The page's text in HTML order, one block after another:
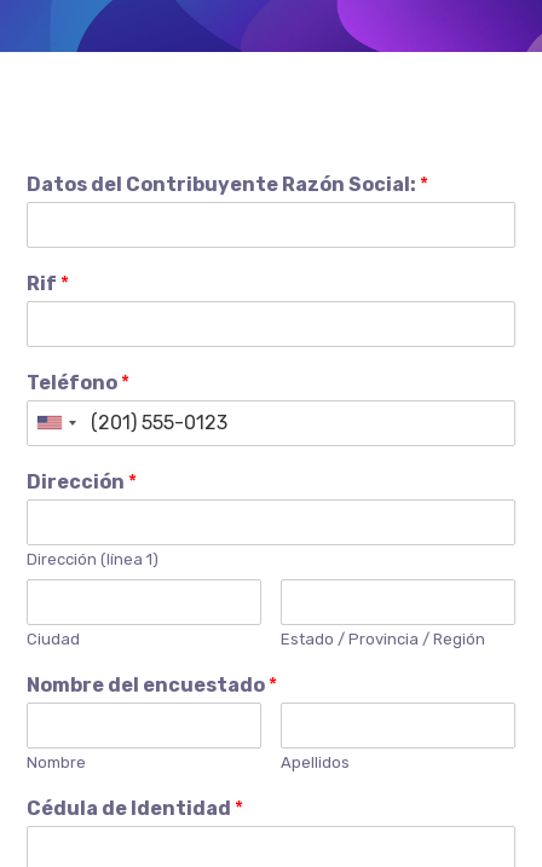
Datos del Contribuyente Razón Social: *
Rif *
Teléfono *
Dirección *
Dirección (línea 1)
Ciudad Estado / Provincia / Región
Nombre del encuestado *
Nombre Apellidos
Cédula de Identidad *